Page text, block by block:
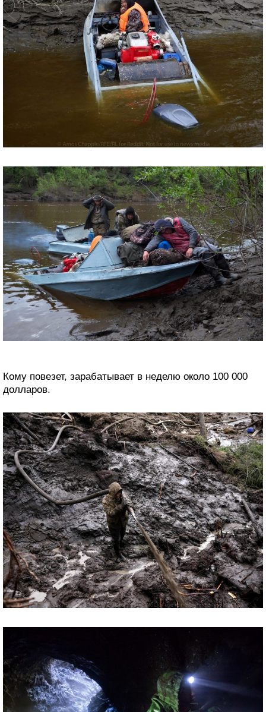
Кому повезет, зарабатывает в неделю около 100 000
долларов.